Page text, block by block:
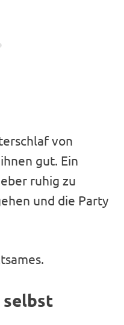
von
gut. Ein
ruhig zu
und die Party
selbst